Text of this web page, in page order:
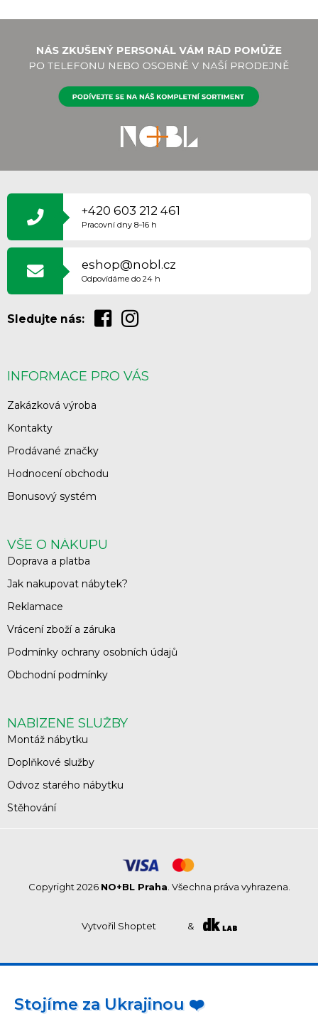
Á
T
+420 603 212 461
Pracovní dny 8–16 h
eshop@nobl.cz
Odpovídáme do 24 h
Sledujte nás:
INFORMACE PRO VÁS
Zakázková výroba
Kontakty
Prodávané značky
Hodnocení obchodu
Bonusový systém
VŠE O NÁKUPU
Doprava a platba
Jak nakupovat nábytek?
Reklamace
Vrácení zboží a záruka
Podmínky ochrany osobních údajů
Obchodní podmínky
NABÍZENÉ SLUŽBY
Montáž nábytku
Doplňkové služby
Odvoz starého nábytku
Stěhování
Vytvořil Shoptet &
Copyright 2026 NO+BL Praha. Všechna práva vyhrazena.
Stojíme za Ukrajinou ❤️